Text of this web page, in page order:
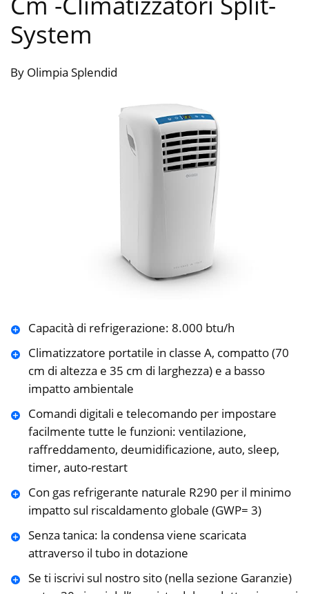
System
By Olimpia Splendid
Capacità di refrigerazione: 8.000 btu/h
Climatizzatore portatile in classe A, compatto (70
cm di altezza e 35 cm di larghezza) e a basso
impatto ambientale
Comandi digitali e telecomando per impostare
facilmente tutte le funzioni: ventilazione,
raffreddamento, deumidificazione, auto, sleep,
timer, auto-restart
Con gas refrigerante naturale R290 per il minimo
impatto sul riscaldamento globale (GWP= 3)
Senza tanica: la condensa viene scaricata
attraverso il tubo in dotazione
Se ti iscrivi sul nostro sito (nella sezione Garanzie)